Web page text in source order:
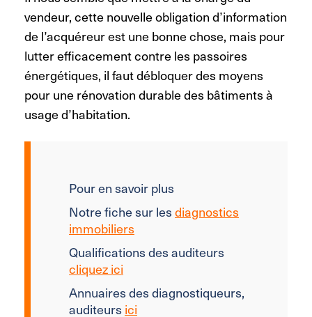
vendeur, cette nouvelle obligation d’information
de l’acquéreur est une bonne chose, mais pour
lutter efficacement contre les passoires
énergétiques, il faut débloquer des moyens
pour une rénovation durable des bâtiments à
usage d’habitation.
Pour en savoir plus
Notre fiche sur lesdiagnostics
immobiliers
Qualifications des auditeurs
cliquez ici
Annuaires des diagnostiqueurs,
auditeurs ici